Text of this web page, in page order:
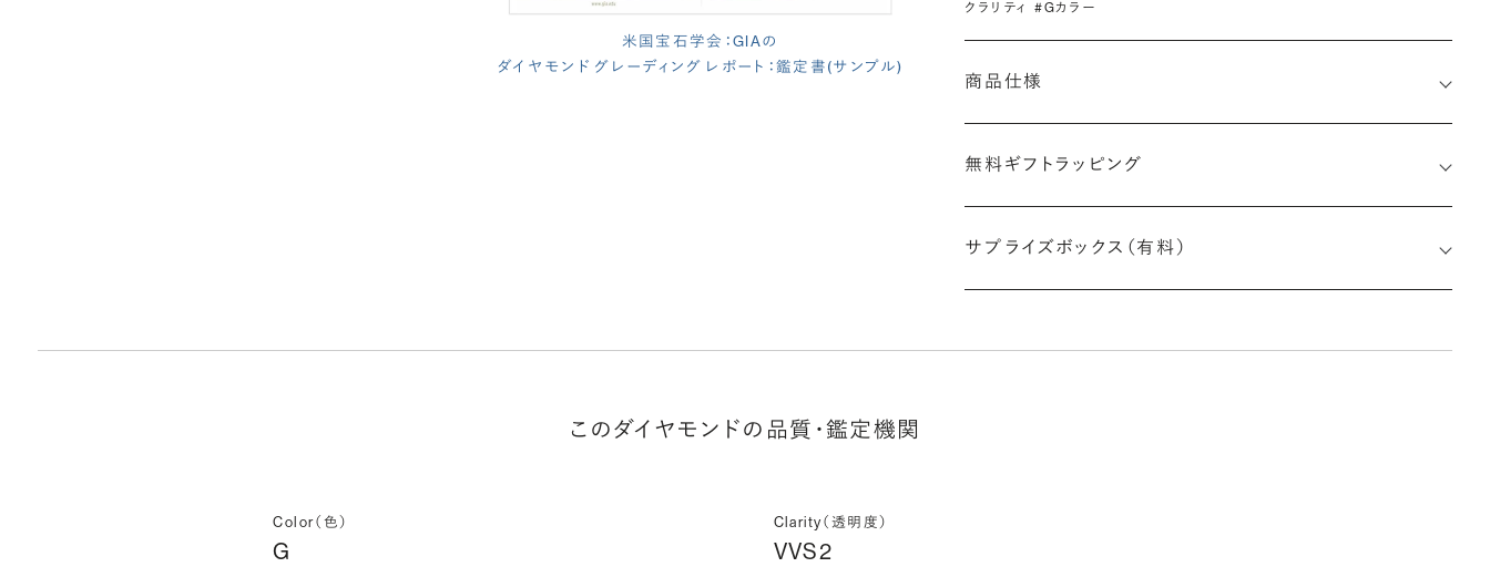
米国宝石学会：GIAの
ダイヤモンド グレーディング レポート：鑑定書(サンプル)
クラリティ
#Gカラー
商品仕様
(長さx幅×深さ)
無料ギフトラッピング
サプライズボックス（有料）
このダイヤモンドの品質・鑑定機関
Color（色）
G
Clarity（透明度）
VVS2